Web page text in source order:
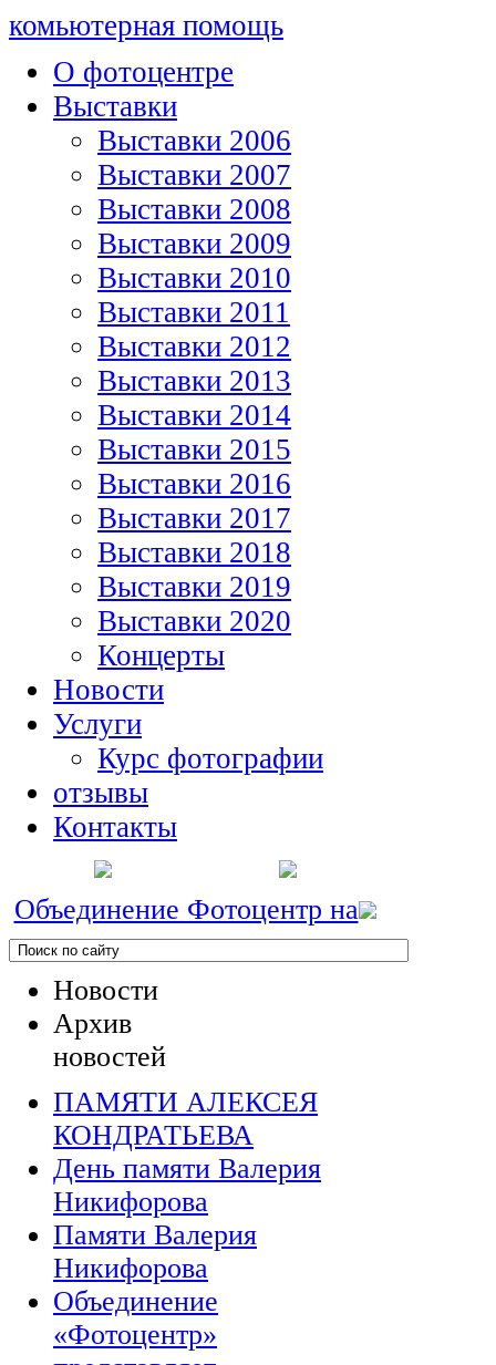
комьютерная помощь
О фотоцентре
Выставки
Выставки 2006
Выставки 2007
Выставки 2008
Выставки 2009
Выставки 2010
Выставки 2011
Выставки 2012
Выставки 2013
Выставки 2014
Выставки 2015
Выставки 2016
Выставки 2017
Выставки 2018
Выставки 2019
Выставки 2020
Концерты
Новости
Услуги
Курс фотографии
отзывы
Контакты
Объединение Фотоцентр на
Новости
Архив
новостей
ПАМЯТИ АЛЕКСЕЯ
КОНДРАТЬЕВА
День памяти Валерия
Никифорова
Памяти Валерия
Никифорова
Объединение
«Фотоцентр»